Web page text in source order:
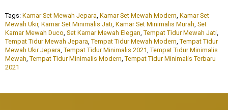
Tags: Kamar Set Mewah Jepara Kamar Set Mewah Modern Kamar Set
Mewah Ukir, Kamar Set Minimalis Jati Kamar Set Minimalis Murah Set
Kamar Mewah Duco Set Kamar Mewah Elegan Tempat Tidur Mewah Jati
Tempat Tidur Mewah Jepara Tempat Tidur Mewah Modern Tempat Tidur
Mewah Ukir Jepara Tempat Tidur Minimalis 2021 Tempat Tidur Minimalis
Mewah Tempat Tidur Minimalis Modern Tempat Tidur Minimalis Terbaru
2021